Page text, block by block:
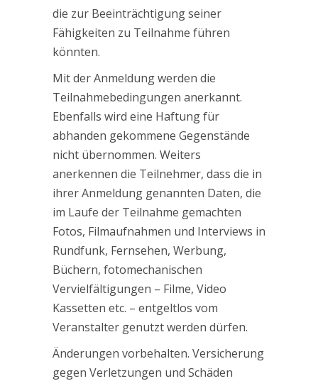
die zur Beeinträchtigung seiner
Fähigkeiten zu Teilnahme führen
könnten.
Mit der Anmeldung werden die
Teilnahmebedingungen anerkannt.
Ebenfalls wird eine Haftung für
abhanden gekommene Gegenstände
nicht übernommen. Weiters
anerkennen die Teilnehmer, dass die in
ihrer Anmeldung genannten Daten, die
im Laufe der Teilnahme gemachten
Fotos, Filmaufnahmen und Interviews in
Rundfunk, Fernsehen, Werbung,
Büchern, fotomechanischen
Vervielfältigungen – Filme, Video
Kassetten etc. – entgeltlos vom
Veranstalter genutzt werden dürfen.
Änderungen vorbehalten. Versicherung
gegen Verletzungen und Schäden